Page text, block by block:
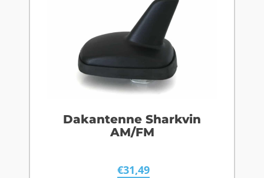
Dakantenne Sharkvin
AM/FM
€31,49